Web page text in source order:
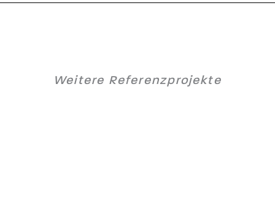
Weitere Referenzprojekte